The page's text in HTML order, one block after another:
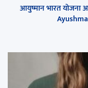
आयुष्मान भारत योजना